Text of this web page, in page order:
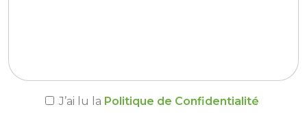
J’ai lu la Politique de Confidentialité